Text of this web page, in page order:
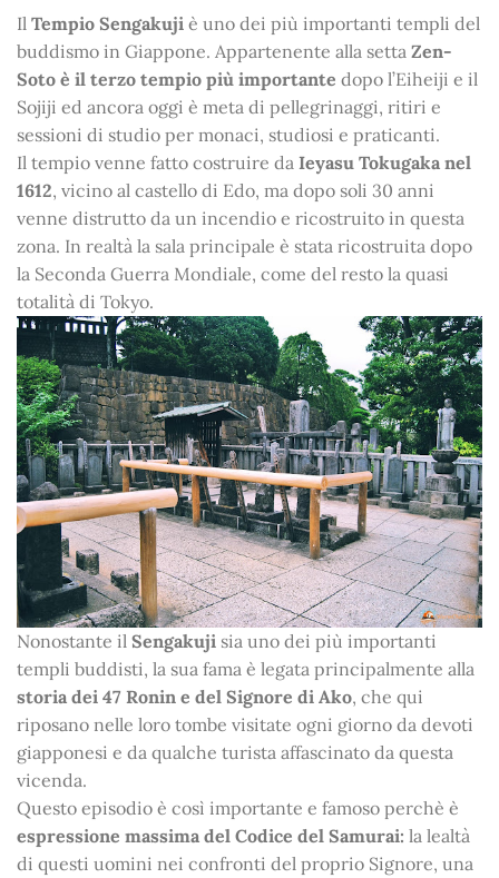
Il Tempio Sengakuji è uno dei più importanti templi del
buddismo in Giappone. Appartenente alla setta Zen-
Soto è il terzo tempio più importante dopo l’Eiheiji e il
Sojiji ed ancora oggi è meta di pellegrinaggi, ritiri e
sessioni di studio per monaci, studiosi e praticanti.
Il tempio venne fatto costruire da Ieyasu Tokugaka nel
1612, vicino al castello di Edo, ma dopo soli 30 anni
venne distrutto da un incendio e ricostruito in questa
zona. In realtà la sala principale è stata ricostruita dopo
la Seconda Guerra Mondiale, come del resto la quasi
totalità di Tokyo.
Nonostante il Sengakuji sia uno dei più importanti
templi buddisti, la sua fama è legata principalmente alla
storia dei 47 Ronin e del Signore di Ako, che qui
riposano nelle loro tombe visitate ogni giorno da devoti
giapponesi e da qualche turista affascinato da questa
vicenda.
Questo episodio è così importante e famoso perchè è
espressione massima del Codice del Samurai: la lealtà
di questi uomini nei confronti del proprio Signore, una